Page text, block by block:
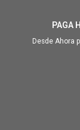
PAGA
Desde Ahora